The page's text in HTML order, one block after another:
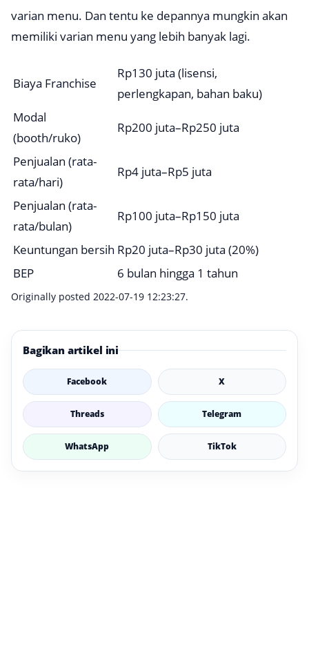
varian menu. Dan tentu ke depannya mungkin akan
memiliki varian menu yang lebih banyak lagi.
Biaya Franchise
Rp130 juta (lisensi,
perlengkapan, bahan baku)
Modal
(booth/ruko)
Rp200 juta–Rp250 juta
Penjualan (rata-
rata/hari)
Rp4 juta–Rp5 juta
Penjualan (rata-
rata/bulan)
Rp100 juta–Rp150 juta
Keuntungan bersih Rp20 juta–Rp30 juta (20%)
BEP
6 bulan hingga 1 tahun
Originally posted 2022-07-19 12:23:27.
Bagikan artikel ini
Facebook X
Threads Telegram
WhatsApp TikTok